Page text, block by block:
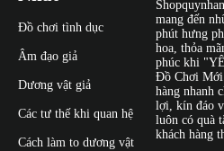
Đồ chơi tình dục
Âm đạo giả
Dương vật giả
Các tư thế khi quan hệ
Cách làm to dương vật
mang đến
phút hưng
hoa, thỏa
phúc khi
Đồ Chơi Mới
hàng nhanh
lợi, kín đáo
luôn có quà
khách hàng